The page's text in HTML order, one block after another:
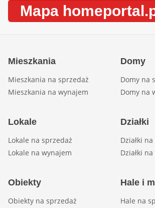
Mapa
Mieszkania
Mieszkania na sprzedaż
Mieszkania na wynajem
Domy
Domy na
Domy na
Lokale
Lokale na sprzedaż
Lokale na wynajem
Działki
Działki
Działki
Obiekty
Obiekty na sprzedaż
Hale i
Hale na